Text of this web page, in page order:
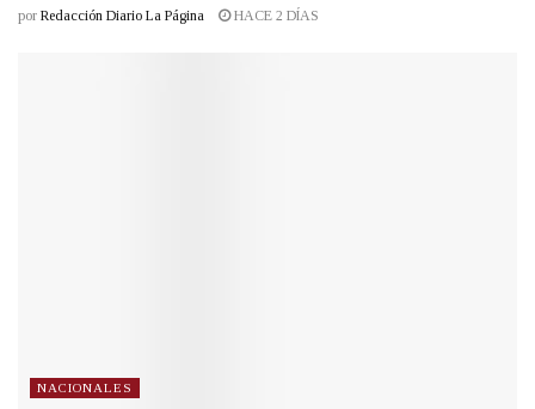
por Redacción Diario La Página HACE 2 DÍAS
NACIONALES